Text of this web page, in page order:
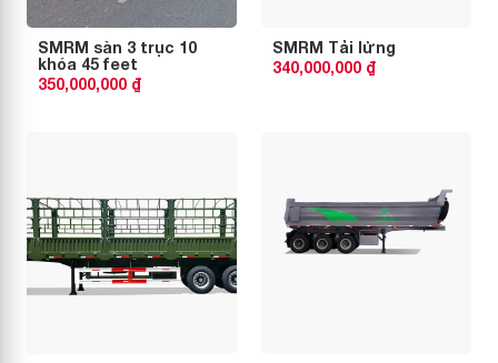
SMRM sàn 3 trục 10
khóa 45 feet
350,000,000 ₫
SMRM Tải lửng
340,000,000 ₫